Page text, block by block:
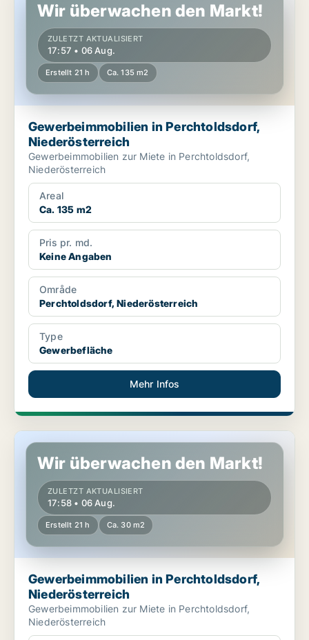
Wir überwachen den Markt!
ZULETZT AKTUALISIERT
17:57 • 06 Aug.
Erstellt 21 h Ca. 135 m2
Gewerbeimmobilien in Perchtoldsdorf,
Niederösterreich
Gewerbeimmobilien zur Miete in Perchtoldsdorf,
Niederösterreich
Areal
Ca. 135 m2
Pris pr. md.
Keine Angaben
Område
Perchtoldsdorf, Niederösterreich
Type
Gewerbefläche
Mehr Infos
Gewerbeimmobilien in Perchtoldsdorf, Niederösterreich
Wir überwachen den Markt!
ZULETZT AKTUALISIERT
17:58 • 06 Aug.
Erstellt 21 h Ca. 30 m2
Gewerbeimmobilien in Perchtoldsdorf,
Niederösterreich
Gewerbeimmobilien zur Miete in Perchtoldsdorf,
Niederösterreich